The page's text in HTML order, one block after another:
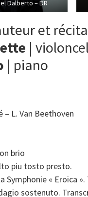
Dalberto – DR
et
|
| piano
L. Van Beethoven
brio
piu tosto presto.
Symphonie « Eroica
sostenuto.